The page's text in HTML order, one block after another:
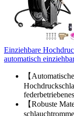
Einziehbare
automatisch
【
【Robuste